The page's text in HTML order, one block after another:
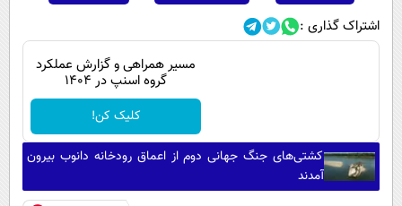
اشتراک گذاری :
مسیر همراهی و گزارش عملکرد
گروه اسنپ در ۱۴۰۴
کلیک کن!
کشتی‌های جنگ جهانی دوم از اعماق رودخانه دانوب بیرون
آمدند